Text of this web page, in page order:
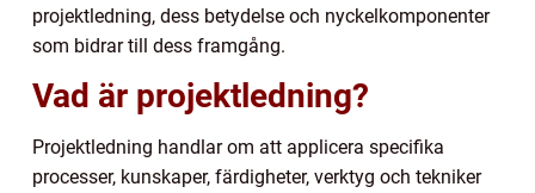
projektledning, dess betydelse och nyckelkomponenter
som bidrar till dess framgång.
Vad är projektledning?
Projektledning handlar om att applicera specifika
processer, kunskaper, färdigheter, verktyg och tekniker